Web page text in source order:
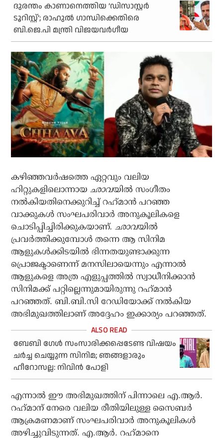
ദുരന്തം കാണാനെത്തിയ ‘ഡിസാസ്റ്റര്‍
ടൂറിസ്റ്റ്’; രാഹുല്‍ ഗാന്ധിക്കെതിരെ
ബി.ജെ.പി മന്ത്രി വിജയവര്‍ഗീയ
കഴിഞ്ഞവര്‍ഷത്തെ ഏറ്റവും വലിയ
ഹിറ്റുകളിലൊന്നായ ഛാവയില്‍ സംഗീതം
നല്‍കിയതിനെക്കുറിച്ച് റഹ്‌മാന്‍ പറഞ്ഞ
വാക്കുകള്‍ സംഘപരിവാര്‍ അനുകൂലികളെ
ചൊടിപ്പിച്ചിരിക്കുകയാണ്. ഛാവയില്‍
പ്രവര്‍ത്തിക്കുമ്പോള്‍ തന്നെ ആ സിനിമ
ആളുകള്‍ക്കിടയില്‍ ഭിന്നതയുണ്ടാക്കുന്ന
പ്രൊജക്ടാണെന്ന് മനസിലായെന്നും എന്നാല്‍
ആളുകളെ അത്ര എളുപ്പത്തില്‍ സ്വാധീനിക്കാന്‍
സിനിമക്ക് പറ്റില്ലെന്നുമായിരുന്നു റഹ്‌മാന്‍
പറഞ്ഞത്. ബി.ബി.സി റേഡിയോക്ക് നല്‍കിയ
അഭിമുഖത്തിലാണ് അദ്ദേഹം ഇക്കാര്യം പറഞ്ഞത്.
ബേബി ഗേള്‍ സംസാരിക്കപ്പെടേണ്ട വിഷയം
ചര്‍ച്ച ചെയ്യുന്ന സിനിമ; ഞങ്ങളാരും
ഹീറോസല്ല: നിവിന്‍ പോളി
എന്നാല്‍ ഈ അഭിമുഖത്തിന് പിന്നാലെ എ.ആര്‍.
റഹ്‌മാന് നേരെ വലിയ രീതിയിലുള്ള സൈബര്‍
ആക്രമണമാണ് സംഘപരിവാര്‍ അനുകൂലികള്‍
അഴിച്ചുവിടുന്നത്. എ.ആര്‍. റഹ്‌മാനെ